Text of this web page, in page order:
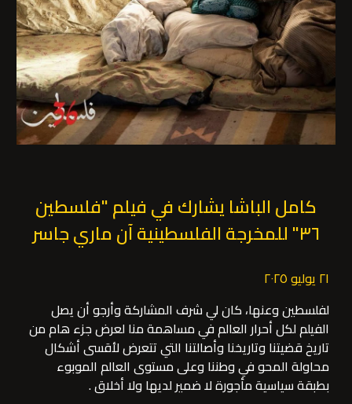
كامل الباشا يشارك في فيلم "فلسطين
٣٦" للمخرجة الفلسطينية آن ماري جاسر
٢١ يوليو ٢٠٢٥
لفلسطين وعنها، كان لي شرف المشاركة وأرجو أن يصل
الفيلم لكل أحرار العالم في مساهمة منا لعرض جزء هام من
تاريخ قضيتنا وتاريخنا وأصالتنا التي تتعرض لأقسى أشكال
محاولة المحو في وطننا وعلى مستوى العالم الموبوء
بطبقة سياسية مأجورة لا ضمير لديها ولا أخلاق .